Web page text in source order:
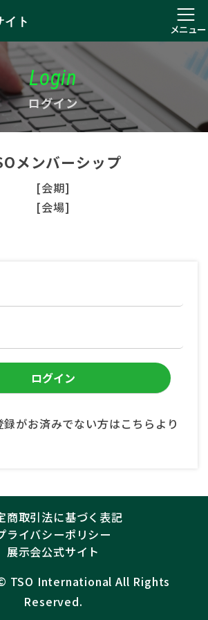
イト
メニュー
Login
ログイン
メンバーシップ
[会期]
[会場]
がお済みでない方はこちらより
商取引法に基づく表記
ライバシーポリシー
展示会公式サイト
TSO International All Rights
Reserved.